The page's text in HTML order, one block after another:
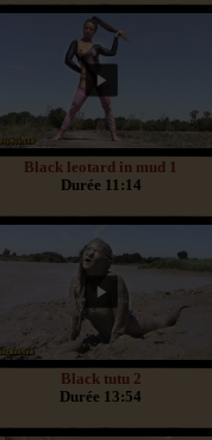
Black leotard in mud 1
Durée 11:14
Black tutu 2
Durée 13:54